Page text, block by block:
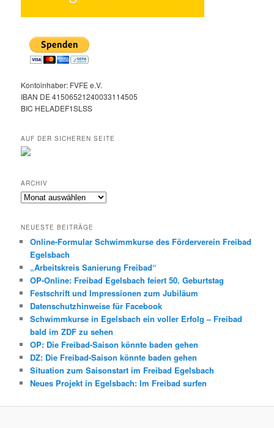
Kontoinhaber: FVFE e.V.
IBAN DE 41506521240033114505
BIC HELADEF1SLSS
AUF DER SICHEREN SEITE
ARCHIV
Archiv
NEUESTE BEITRÄGE
Online-Formular Schwimmkurse des Förderverein Freibad
Egelsbach
„Arbeitskreis Sanierung Freibad“
OP-Online: Freibad Egelsbach feiert 50. Geburtstag
Festschrift und Impressionen zum Jubiläum
Datenschutzhinweise für Facebook
Schwimmkurse in Egelsbach ein voller Erfolg – Freibad
bald im ZDF zu sehen
OP: Die Freibad-Saison könnte baden gehen
DZ: Die Freibad-Saison könnte baden gehen
Situation zum Saisonstart im Freibad Egelsbach
Neues Projekt in Egelsbach: Im Freibad surfen